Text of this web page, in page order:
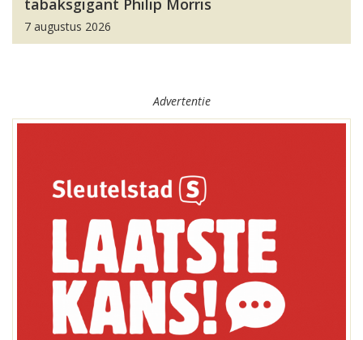
tabaksgigant Philip Morris
7 augustus 2026
Advertentie